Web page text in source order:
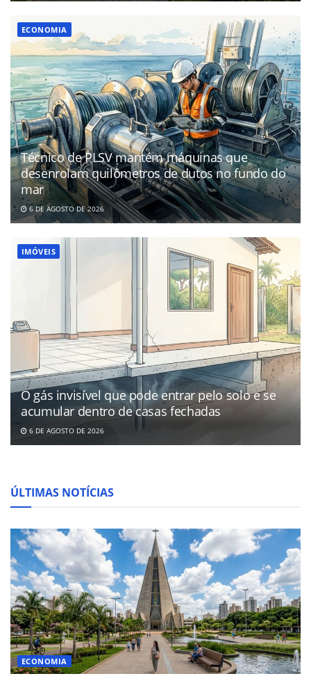
ECONOMIA
Técnico de PLSV mantém máquinas que
desenrolam quilômetros de dutos no fundo do
mar
6 DE AGOSTO DE 2026
IMÓVEIS
O gás invisível que pode entrar pelo solo e se
acumular dentro de casas fechadas
6 DE AGOSTO DE 2026
ÚLTIMAS NOTÍCIAS
ECONOMIA